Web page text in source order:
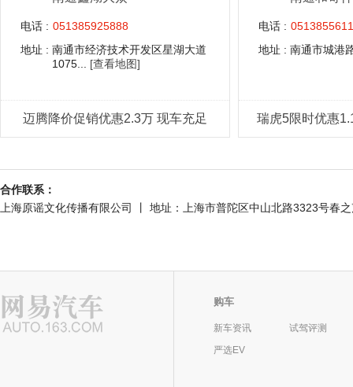
电话 : 051385925888
地址 : 南通市经济技术开发区星湖大道
1075... [查看地图]
迈腾降价促销优惠2.3万 现车充足
电话 :
地址 : 南通市城港
瑞虎5限时优惠
合作联系：
上海原谣文化传播有限公司 丨 地址：上海市普陀区中山北路3323号
购车
新车资讯
试驾评测
严选EV